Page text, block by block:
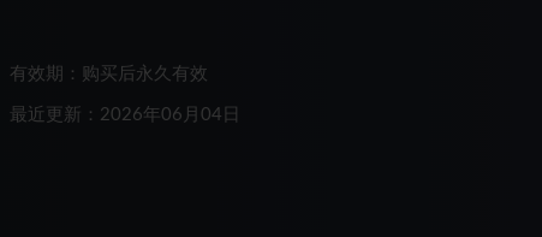
有效期：购买后永久有效
最近更新：2026年06月04日